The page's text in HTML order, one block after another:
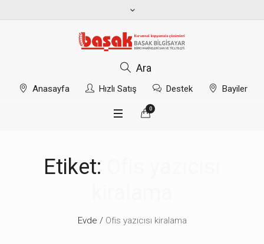
Ara
Anasayfa Hızlı Satış Destek Bayiler
0
Etiket:
Evde / Ofis yazıcısı kiralama